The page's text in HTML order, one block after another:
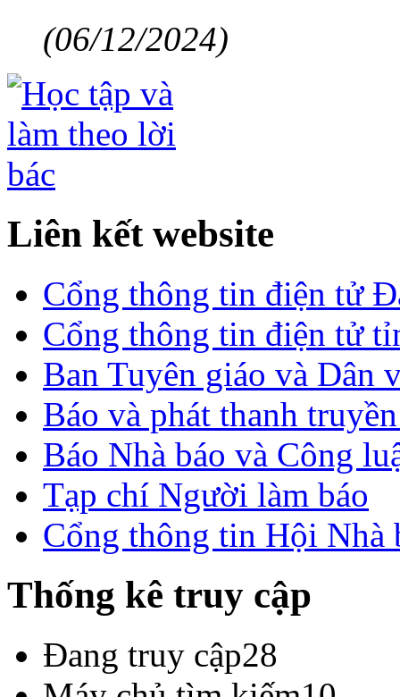
(06/12/2024)
Liên kết website
Cổng thông tin điện tử
Cổng thông tin điện tử
Ban Tuyên giáo và Dân
Báo và phát thanh
Báo Nhà báo và Công
Tạp chí Người làm báo
Cổng thông tin Hội Nhà
Thống kê truy cập
Đang truy cập28